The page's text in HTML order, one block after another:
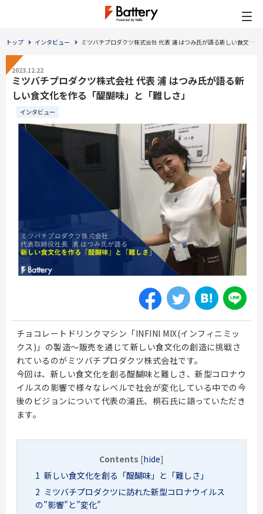
トップ インタビュー ミツバチプロダクツ株式会社 代表 浦 はつみ氏が語る新しい食文化を作る「醍醐味」と「難しさ」
2023.12.22
ミツバチプロダクツ株式会社 代表 浦 はつみ氏が語る新
しい食文化を作る「醍醐味」と「難しさ」
インタビュー
チョコレートドリンクマシン「INFINI MIX(インフィニミッ
クス)」の製造～販売を通じて新しい食文化の創造に挑戦さ
れているのがミツバチプロダクツ株式会社です。
今回は、新しい食文化を創る醍醐味と難しさ、新型コロナウ
イルスの影響で様々なレベルで社会が変化している中での今
後のビジョンについて代表の浦氏、桐石氏に語っていただき
ます。
Contents [hide]
1 新しい食文化を創る「醍醐味」と「難しさ」
2 ミツバチプロダクツに訪れた新型コロナウイルス
の”影響”と”変化”